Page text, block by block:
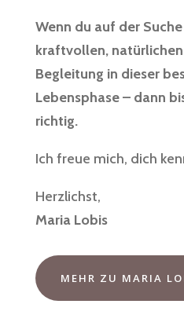
Wenn du auf der
kraftvollen,
Begleitung in dieser
Lebensphase – dann
richtig.
Ich freue mich, dich
Herzlichst,
Maria Lobis
MEHR ZU MARIA